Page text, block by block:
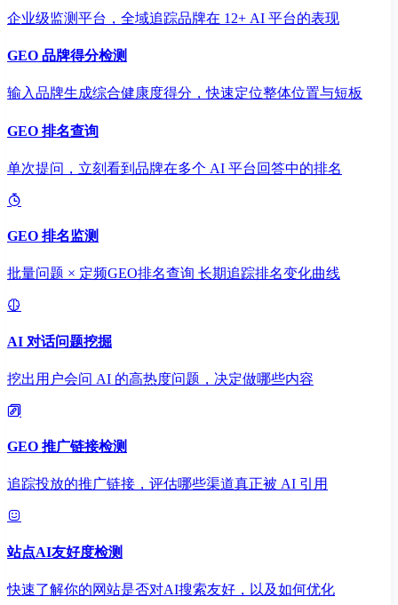
企业级监测平台，全域追踪品牌在 12+ AI 平台的表现
GEO 品牌得分检测
输入品牌生成综合健康度得分，快速定位整体位置与短板
GEO 排名查询
单次提问，立刻看到品牌在多个 AI 平台回答中的排名
GEO 排名监测
批量问题 × 定频GEO排名查询 长期追踪排名变化曲线
AI 对话问题挖掘
挖出用户会问 AI 的高热度问题，决定做哪些内容
GEO 推广链接检测
追踪投放的推广链接，评估哪些渠道真正被 AI 引用
站点AI友好度检测
快速了解你的网站是否对AI搜索友好，以及如何优化